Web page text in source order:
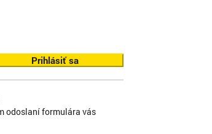
Prihlásiť sa
odoslaní formulára vás